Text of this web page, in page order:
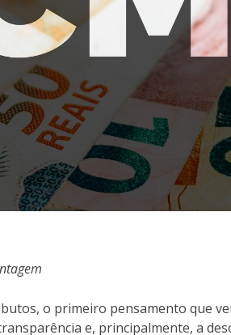
o primeiro pensamento que
e, principalmente, a